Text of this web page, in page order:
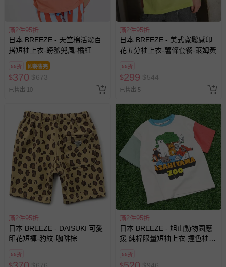
滿2件95折
日本 BREEZE - 天竺棉活潑百
搭短袖上衣-螃蟹兜風-橘紅
55折 即將售完
$370 $673
已售出 10
滿2件95折
日本 BREEZE - 美式寬鬆感印
花五分袖上衣-薯條套餐-萊姆黃
55折
$299 $544
已售出 5
滿2件95折
日本 BREEZE - DAISUKI 可愛
印花短褲-豹紋-咖啡棕
55折
滿2件95折
日本 BREEZE - 旭山動物園應
援 純棉限量短袖上衣-撞色袖x
55折